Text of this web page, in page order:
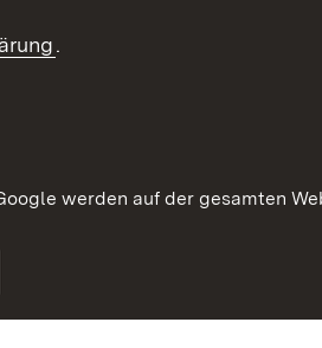
.
werden auf der gesamten